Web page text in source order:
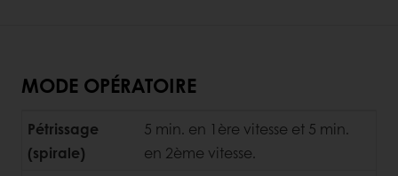
MODE OPÉRATOIRE
Pétrissage
(spirale)
5 min. en 1ère vitesse et 5 min.
en 2ème vitesse.